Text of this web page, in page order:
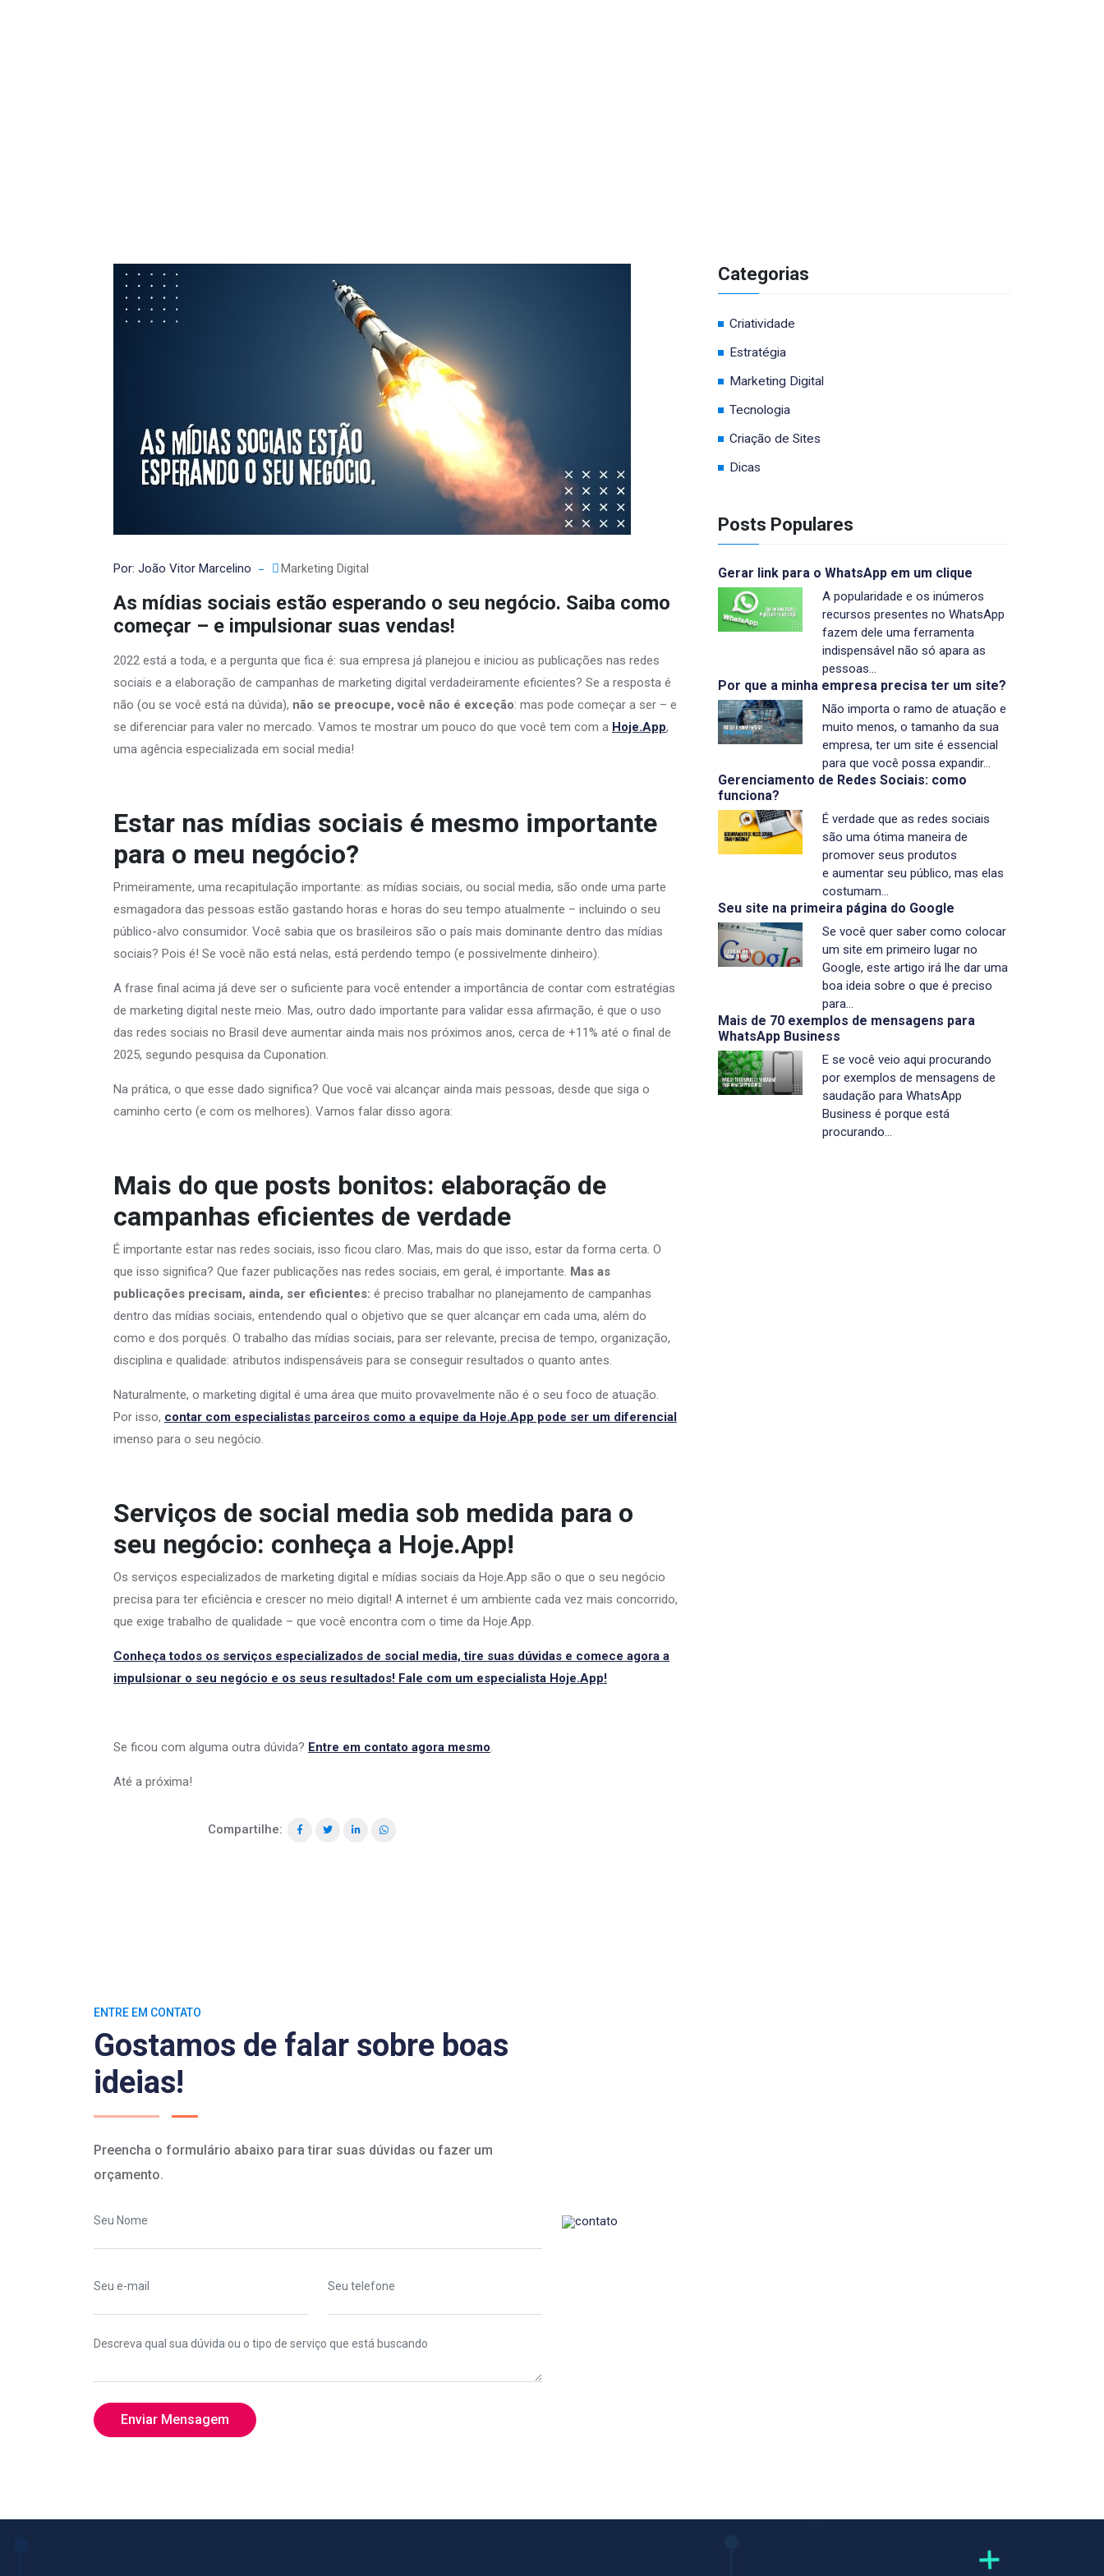
Por: João Vitor Marcelino Marketing Digital
As mídias sociais estão esperando o seu negócio. Saiba como
começar – e impulsionar suas vendas!
2022 está a toda, e a pergunta que fica é: sua empresa já planejou e iniciou as publicações nas redes
sociais e a elaboração de campanhas de marketing digital verdadeiramente eficientes? Se a resposta é
não (ou se você está na dúvida), não se preocupe, você não é exceção: mas pode começar a ser – e
se diferenciar para valer no mercado. Vamos te mostrar um pouco do que você tem com a Hoje.App,
uma agência especializada em social media!
Estar nas mídias sociais é mesmo importante
para o meu negócio?
Primeiramente, uma recapitulação importante: as mídias sociais, ou social media, são onde uma parte
esmagadora das pessoas estão gastando horas e horas do seu tempo atualmente – incluindo o seu
público-alvo consumidor. Você sabia que os brasileiros são o país mais dominante dentro das mídias
sociais? Pois é! Se você não está nelas, está perdendo tempo (e possivelmente dinheiro).
A frase final acima já deve ser o suficiente para você entender a importância de contar com estratégias
de marketing digital neste meio. Mas, outro dado importante para validar essa afirmação, é que o uso
das redes sociais no Brasil deve aumentar ainda mais nos próximos anos, cerca de +11% até o final de
2025, segundo pesquisa da Cuponation.
Na prática, o que esse dado significa? Que você vai alcançar ainda mais pessoas, desde que siga o
caminho certo (e com os melhores). Vamos falar disso agora:
Mais do que posts bonitos: elaboração de
campanhas eficientes de verdade
É importante estar nas redes sociais, isso ficou claro. Mas, mais do que isso, estar da forma certa. O
que isso significa? Que fazer publicações nas redes sociais, em geral, é importante. Mas as
publicações precisam, ainda, ser eficientes: é preciso trabalhar no planejamento de campanhas
dentro das mídias sociais, entendendo qual o objetivo que se quer alcançar em cada uma, além do
como e dos porquês. O trabalho das mídias sociais, para ser relevante, precisa de tempo, organização,
disciplina e qualidade: atributos indispensáveis para se conseguir resultados o quanto antes.
Naturalmente, o marketing digital é uma área que muito provavelmente não é o seu foco de atuação.
Por isso, contar com especialistas parceiros como a equipe da Hoje.App pode ser um diferencial
imenso para o seu negócio.
Serviços de social media sob medida para o
seu negócio: conheça a Hoje.App!
Os serviços especializados de marketing digital e mídias sociais da Hoje.App são o que o seu negócio
precisa para ter eficiência e crescer no meio digital! A internet é um ambiente cada vez mais concorrido,
que exige trabalho de qualidade – que você encontra com o time da Hoje.App.
Conheça todos os serviços especializados de social media, tire suas dúvidas e comece agora a
impulsionar o seu negócio e os seus resultados! Fale com um especialista Hoje.App!
Se ficou com alguma outra dúvida? Entre em contato agora mesmo.
Até a próxima!
Compartilhe:
Categorias
Criatividade
Estratégia
Marketing Digital
Tecnologia
Criação de Sites
Dicas
Posts Populares
Gerar link para o WhatsApp em um clique
A popularidade e os inúmeros
recursos presentes no WhatsApp
fazem dele uma ferramenta
indispensável não só apara as
pessoas…
Por que a minha empresa precisa ter um site?
Não importa o ramo de atuação e
muito menos, o tamanho da sua
empresa, ter um site é essencial
para que você possa expandir…
Gerenciamento de Redes Sociais: como
funciona?
É verdade que as redes sociais
são uma ótima maneira de
promover seus produtos
e aumentar seu público, mas elas
costumam…
Seu site na primeira página do Google
Se você quer saber como colocar
um site em primeiro lugar no
Google, este artigo irá lhe dar uma
boa ideia sobre o que é preciso
para…
Mais de 70 exemplos de mensagens para
WhatsApp Business
E se você veio aqui procurando
por exemplos de mensagens de
saudação para WhatsApp
Business é porque está
procurando…
ENTRE EM CONTATO
Gostamos de falar sobre boas
ideias!
Preencha o formulário abaixo para tirar suas dúvidas ou fazer um
orçamento.
Enviar Mensagem